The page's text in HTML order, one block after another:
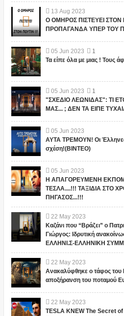
13 Aug 2023
Ο ΟΜΗΡΟΣ ΠΙΣΤΕΥΕΙ
ΠΡΟΠΑΓΑΝΔΑ ΥΠΕΡ ΤΟΥ
05 Jun 2023
1
Τα είπε όλα με μιας ! Τους
05 Jun 2023
1
"ΣΧΕΔΙΟ ΛΕΩΝΙΔΑΣ": ΤΙ
ΜΑΣ... ; ΔΕΝ ΤΑ ΕΙΠΕ
05 Jun 2023
ΑΥΤΑ ΤΡΕΜΟΥΝ! Οι Έλληνες
σχέση!(ΒΙΝΤΕΟ)
05 Jun 2023
Η ΑΠΑΓΟΡΕΥΜΕΝΗ
ΤΕΣΛΑ....!!! ΤΑΞΙΔΙΑ ΣΤΟ
ΠΗΓΑΣΟΣ...!!!
22 May 2023
Καζάνι που “Βράζει” ο
Γιώργος: Ιδρυτική
ΕΛΛΗΝΙ.Σ-ΕΛΛΗΝΙΚΗ
22 May 2023
Ανακαλύφθηκε ο τάφος του
αποξήρανση του ποταμού
22 May 2023
TESLA KNEW The Secret